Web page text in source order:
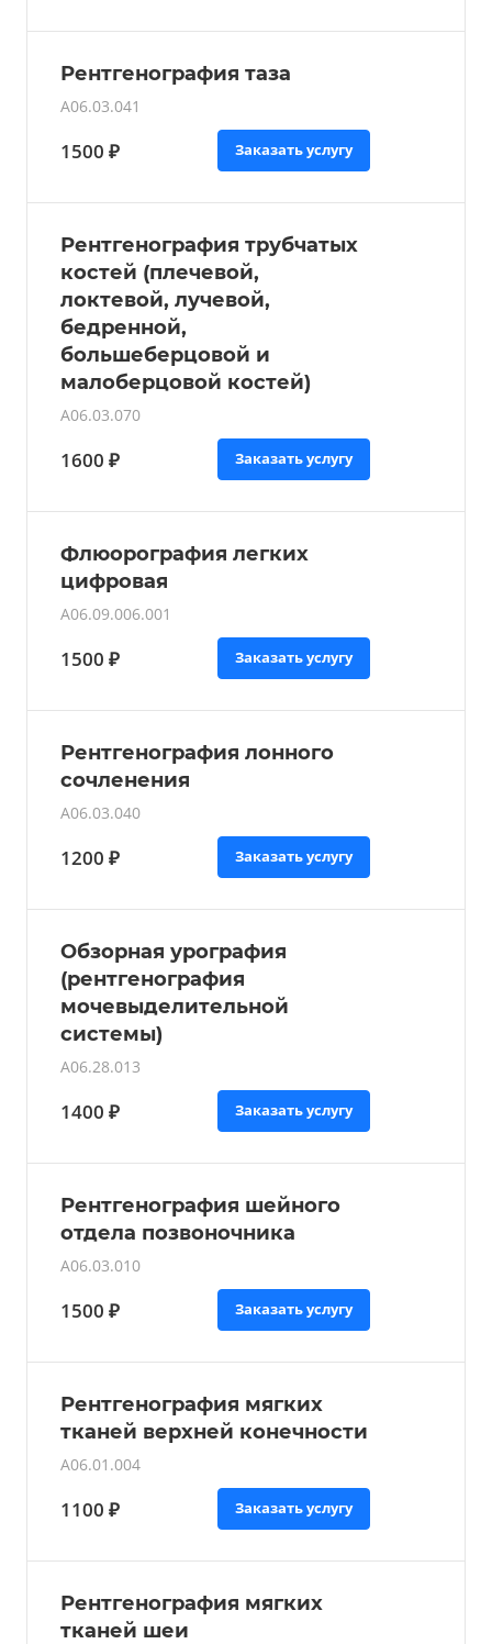
Рентгенография таза
A06.03.041
1500 ₽ Заказать услугу
Рентгенография трубчатых
костей (плечевой,
локтевой, лучевой,
бедренной,
большеберцовой и
малоберцовой костей)
A06.03.070
1600 ₽ Заказать услугу
Флюорография легких
цифровая
А06.09.006.001
1500 ₽ Заказать услугу
Рентгенография лонного
сочленения
A06.03.040
1200 ₽ Заказать услугу
Обзорная урография
(рентгенография
мочевыделительной
системы)
A06.28.013
1400 ₽ Заказать услугу
Рентгенография шейного
отдела позвоночника
A06.03.010
1500 ₽ Заказать услугу
Рентгенография мягких
тканей верхней конечности
A06.01.004
1100 ₽ Заказать услугу
Рентгенография мягких
тканей шеи